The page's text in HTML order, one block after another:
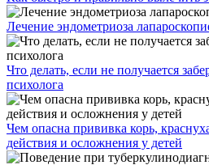
Лечение эндометриоза
Что делать, если не получается
психолога
Чем опасна прививка корь,
действия и осложнения у детей